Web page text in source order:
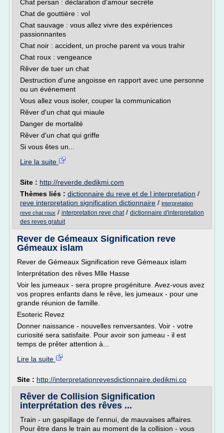
Chat persan : déclaration d'amour secrète
Chat de gouttière : vol
Chat sauvage : vous allez vivre des expériences
passionnantes
Chat noir : accident, un proche parent va vous trahir
Chat roux : vengeance
Rêver de tuer un chat
Destruction d'une angoisse en rapport avec une personne
ou un événement
Vous allez vous isoler, couper la communication
Rêver d'un chat qui miaule
Danger de mortalité
Rêver d'un chat qui griffe
Si vous êtes un...
Lire la suite
Site : http://reverde.dedikmi.com
Thèmes liés : dictionnaire du reve et de l interpretation /
reve interpretation signification dictionnaire / interpretation
reve chat roux / interpretation reve chat/ dictionnaire d'interpretation
des reves gratuit
Rever de Gémeaux Signification reve
Gémeaux islam
Rever de Gémeaux Signification reve Gémeaux islam
Interprétation des rêves Mlle Hasse
Voir les jumeaux - sera propre progéniture. Avez-vous avez
vos propres enfants dans le rêve, les jumeaux - pour une
grande réunion de famille.
Esoteric Revez
Donner naissance - nouvelles renversantes. Voir - votre
curiosité sera satisfaite. Pour avoir son jumeau - il est
temps de prêter attention à...
Lire la suite
Site : http://interpretationrevesdictionnaire.dedikmi.co
Rêver de Collision Signification
interprétation des rêves ...
Train - un gaspillage de l'ennui, de mauvaises affaires.
Pour être dans le train au moment de la collision - vous